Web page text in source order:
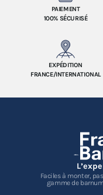
PAIEMENT
100% SÉCURISÉ
EXPÉDITION
FRANCE/INTERNATIONAL
Faciles à monter,
gamme de